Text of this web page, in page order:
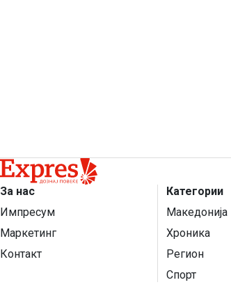
За нас
Импресум
Маркетинг
Контакт
Категории
Македонија
Хроника
Регион
Спорт